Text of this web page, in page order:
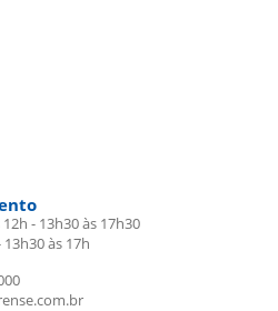
- 13h30 às 17h30
às 17h